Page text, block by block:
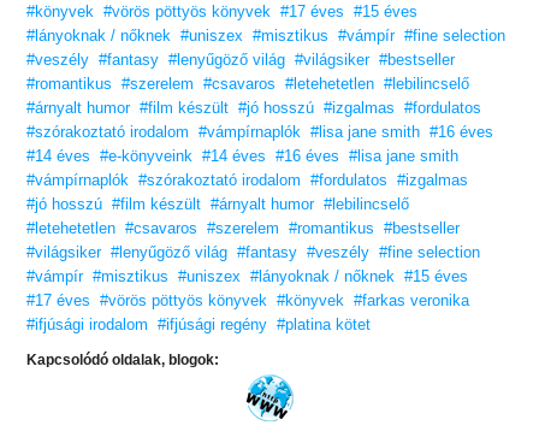
#könyvek
#vörös pöttyös könyvek #17 éves
#15 éves
#lányoknak / nőknek
#uniszex #misztikus #vámpír #fine selection
#veszély #fantasy #lenyűgöző világ #világsiker #bestseller
#romantikus
#szerelem #csavaros #letehetetlen #lebilincselő
#árnyalt humor #film készült #jó hosszú #izgalmas
#fordulatos
#szórakoztató irodalom
#vámpírnaplók #lisa jane smith #16 éves
#14 éves
#e-könyveink #14 éves #16 éves
#lisa jane smith
#vámpírnaplók
#szórakoztató irodalom #fordulatos
#izgalmas
#jó hosszú #film készült #árnyalt humor #lebilincselő
#letehetetlen #csavaros #szerelem #romantikus
#bestseller
#világsiker #lenyűgöző világ #fantasy #veszély #fine selection
#vámpír #misztikus #uniszex #lányoknak / nőknek
#15 éves
#17 éves
#vörös pöttyös könyvek #könyvek
#farkas veronika
#ifjúsági irodalom
#ifjúsági regény #platina kötet
Kapcsolódó oldalak, blogok: